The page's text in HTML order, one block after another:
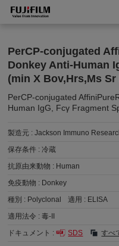
PerCP-conjugated
Donkey Anti-Human
(min X Bov,Hrs,Ms Sr
PerCP-conjugated
Human IgG, Fcγ Fragment
製造元 :Jackson Immuno
保存条件 :冷蔵
抗原由来動物 : Human
免疫動物 : Donkey
種別 : Polyclonal 適用 : ELISA
適用法令 :毒-II
ドキュメント :
SDS すべ